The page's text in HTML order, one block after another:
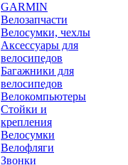
GARMIN
Велозапчасти
Велосумки, чехлы
Аксессуары для
велосипедов
Багажники для
велосипедов
Велокомпьютеры
Стойки и
крепления
Велосумки
Велофляги
Звонки